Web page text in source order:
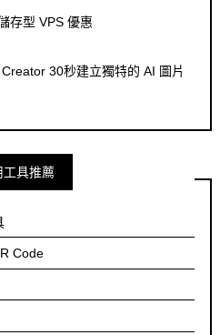
存型 VPS 優惠
30秒建立獨特的 AI 圖片
工具推薦
Code